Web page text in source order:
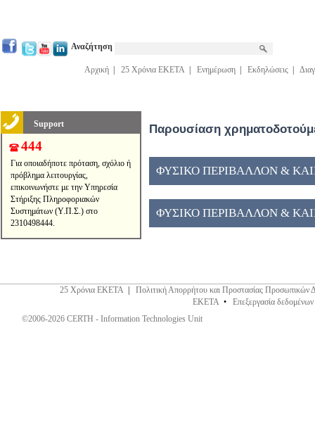
Αναζήτηση
Αρχική 25 Χρόνια ΕΚΕΤΑ Ενημέρωση Εκδηλώσεις
Support
444
Για οποιαδήποτε πρόταση, σχόλιο ή
πρόβλημα λειτουργίας,
επικοινωνήστε με την Υπηρεσία
Στήριξης Πληροφοριακών
Συστημάτων (Υ.Π.Σ.) στο
2310498444.
Παρουσίαση
ΦΥΣΙΚΟ ΠΕΡΙΒΑΛΛΟΝ &
ΦΥΣΙΚΟ ΠΕΡΙΒΑΛΛΟΝ &
25 Χρόνια ΕΚΕΤΑ
Πολιτική Απορρήτου και Προστασίας Προσωπικών
ΕΚΕΤΑ • Επεξεργασία
©2006-2026 CERTH - Information Technologies Unit